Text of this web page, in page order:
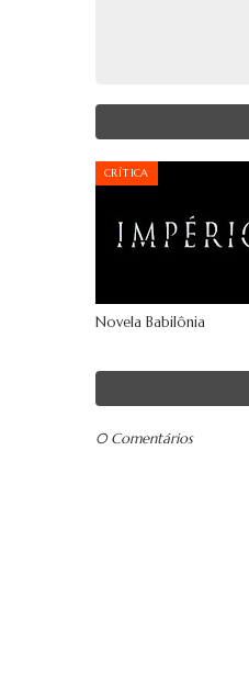
CRÍTICA
Novela Babilônia
0 Comentários